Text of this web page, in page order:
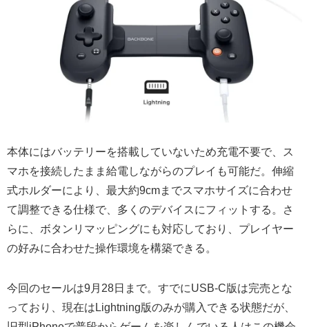
本体にはバッテリーを搭載していないため充電不要で、ス
マホを接続したまま給電しながらのプレイも可能だ。伸縮
式ホルダーにより、最大約9cmまでスマホサイズに合わせ
て調整できる仕様で、多くのデバイスにフィットする。さ
らに、ボタンリマッピングにも対応しており、プレイヤー
の好みに合わせた操作環境を構築できる。
今回のセールは9月28日まで。すでにUSB-C版は完売とな
っており、現在はLightning版のみが購入できる状態だが、